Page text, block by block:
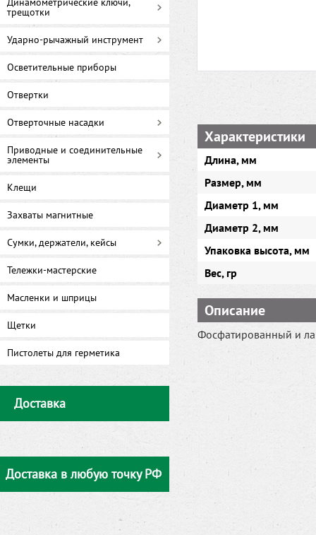
трещотки
Ударно-рычажный инструмент
Осветительные приборы
Отвертки
Отверточные насадки
Приводные и соединительные
элементы
Клещи
Захваты магнитные
Сумки, держатели, кейсы
Тележки-мастерские
Масленки и шприцы
Щетки
Пистолеты для герметика
Доставка
Доставка в любую точку РФ
Характеристики
Длина, мм
Размер, мм
Диаметр 1, мм
Диаметр 2, мм
Упаковка высота, мм
Вес, гр
Описание
Фосфатированный и